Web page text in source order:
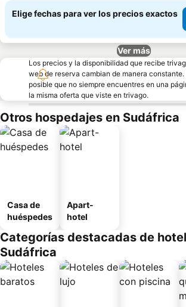
Elige fechas para ver los precios exactos
Ver más
Los precios y la disponibilidad que recibe
web de reserva cambian de manera constante.
posible que no siempre encuentres en una
la misma oferta que viste en trivago.
Otros hospedajes en Sudáfrica
Casa de
huéspedes
Apart-
hotel
Categorías destacadas de
Sudáfrica